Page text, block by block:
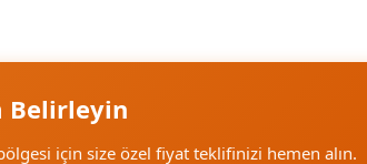
Belirleyin
için size özel fiyat teklifinizi hemen alın.